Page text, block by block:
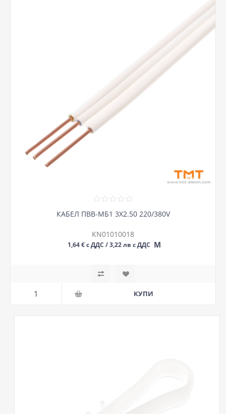
КАБЕЛ ПВВ-МБ1 3Х2.50 220/380V
KN01010018
1,64 € с ДДС / 3,22 лв с ДДС М